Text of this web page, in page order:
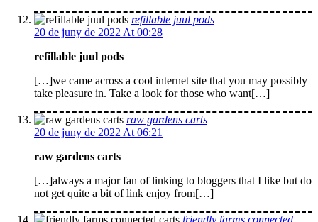
refillable juul pods
20 de juny de 2022 At 00:28
refillable juul pods
[…]we came across a cool internet site that you may possibly
take pleasure in. Take a look for those who want[…]
raw gardens carts
20 de juny de 2022 At 06:21
raw gardens carts
[…]always a major fan of linking to bloggers that I like but do
not get quite a bit of link enjoy from[…]
friendly farms connected